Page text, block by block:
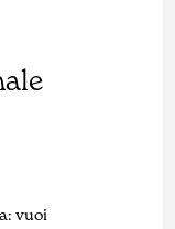
vuoi